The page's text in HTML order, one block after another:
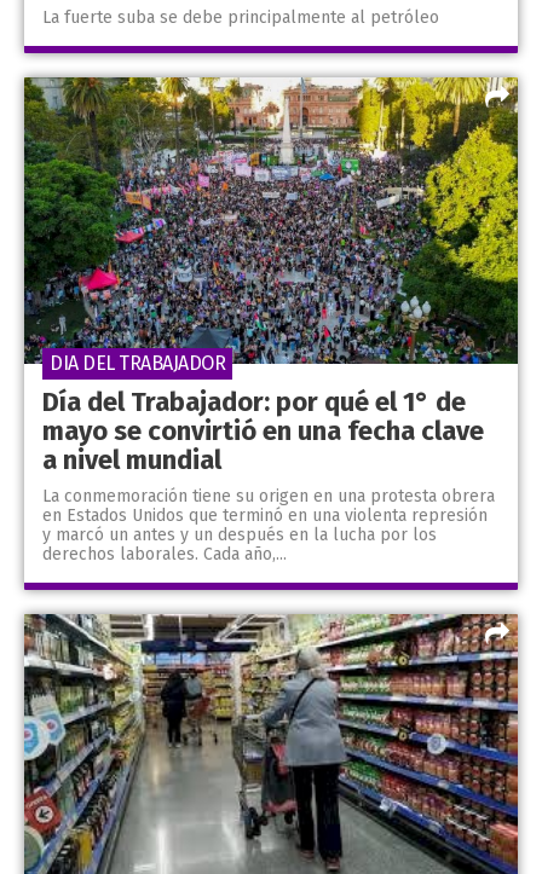
La fuerte suba se debe principalmente al petróleo
Día del Trabajador: por qué el 1° de
mayo se convirtió en una fecha clave
a nivel mundial
La conmemoración tiene su origen en una protesta obrera
en Estados Unidos que terminó en una violenta represión
y marcó un antes y un después en la lucha por los
derechos laborales. Cada año,...
DIA DEL TRABAJADOR